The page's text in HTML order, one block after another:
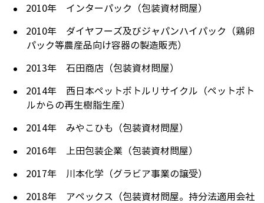
2010年 インターパック（包装資材問屋）
2010年 ダイヤフーズ及びジャパンハイパック（鶏卵
パック等農産品向け容器の製造販売）
2013年 石田商店（包装資材問屋）
2014年 西日本ペットボトルリサイクル（ペットボト
ルからの再生樹脂生産）
2014年 みやこひも（包装資材問屋）
2016年 上田包装企業（包装資材問屋）
2017年 川本化学（グラビア事業の譲受）
2018年 アペックス（包装資材問屋。持分法適用会社